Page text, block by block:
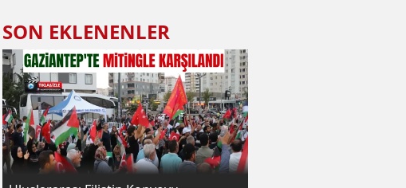
SON EKLENENLER